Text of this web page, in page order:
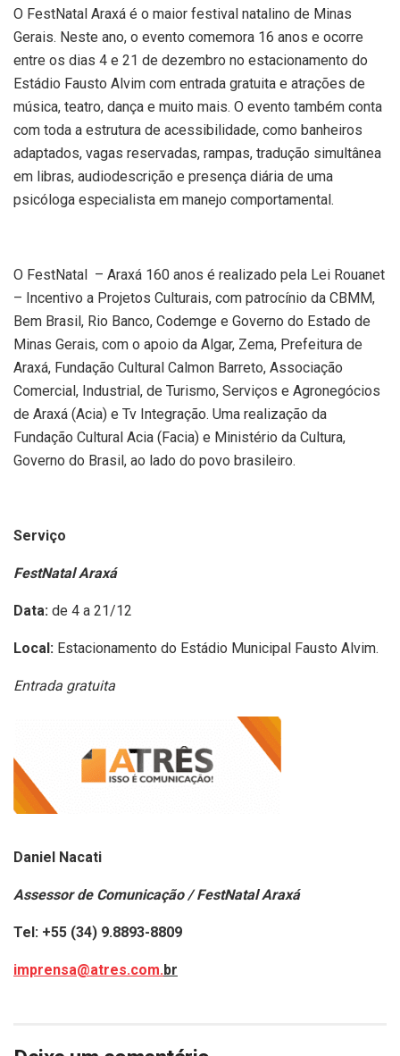
O FestNatal Araxá é o maior festival natalino de Minas
Gerais. Neste ano, o evento comemora 16 anos e ocorre
entre os dias 4 e 21 de dezembro no estacionamento do
Estádio Fausto Alvim com entrada gratuita e atrações de
música, teatro, dança e muito mais. O evento também conta
com toda a estrutura de acessibilidade, como banheiros
adaptados, vagas reservadas, rampas, tradução simultânea
em libras, audiodescrição e presença diária de uma
psicóloga especialista em manejo comportamental.
O FestNatal – Araxá 160 anos é realizado pela Lei Rouanet
– Incentivo a Projetos Culturais, com patrocínio da CBMM,
Bem Brasil, Rio Banco, Codemge e Governo do Estado de
Minas Gerais, com o apoio da Algar, Zema, Prefeitura de
Araxá, Fundação Cultural Calmon Barreto, Associação
Comercial, Industrial, de Turismo, Serviços e Agronegócios
de Araxá (Acia) e Tv Integração. Uma realização da
Fundação Cultural Acia (Facia) e Ministério da Cultura,
Governo do Brasil, ao lado do povo brasileiro.
Serviço
FestNatal Araxá
Data: de 4 a 21/12
Local: Estacionamento do Estádio Municipal Fausto Alvim.
Entrada gratuita
Daniel Nacati
Assessor de Comunicação / FestNatal Araxá
Tel: +55 (34) 9.8893-8809
imprensa@atres.com.br